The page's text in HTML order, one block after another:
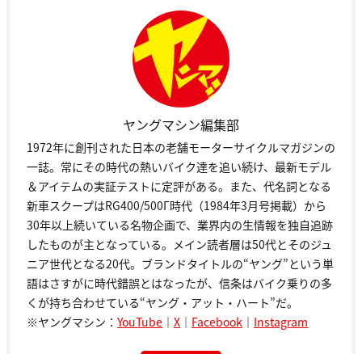
ヤングマシン編集部
1972年に創刊された日本の老舗モーターサイクルマガジンの
一誌。常にその時代の熱いバイク達を追い続け、最新モデル
＆アイテムの実証テストに定評がある。また、代名詞となる
新車スクープはRG400/500Γ時代（1984年3月号掲載）から
30年以上続いている名物企画で、業界内の生情報を独自追跡
したものが主となっている。メイン読者層は50代とそのジュ
ニア世代となる20代。ブランドタイトルの“ヤング”という単
語はさすがに時代錯誤とはなったが、信条はバイク乗りの多
くが持ち合わせている“ヤング・アット・ハート”だ。
※ヤングマシン： YouTube ｜ X ｜ Facebook ｜ Instagram